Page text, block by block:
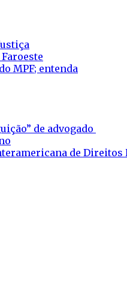
MPF; entenda
de advogado
de Direitos